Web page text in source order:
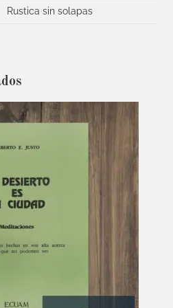
Rustica sin solapas